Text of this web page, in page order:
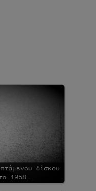
δίσκου
1958…